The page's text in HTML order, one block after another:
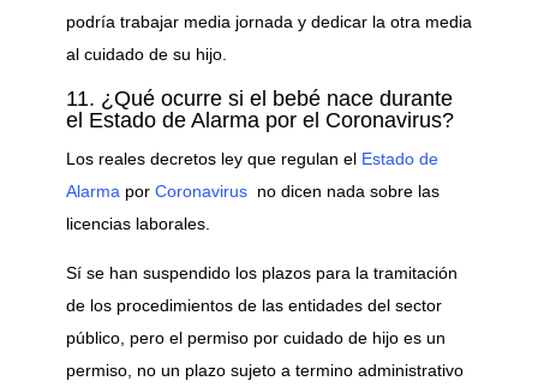
podría trabajar media jornada y dedicar la otra media
al cuidado de su hijo.
11. ¿Qué ocurre si el bebé nace durante
el Estado de Alarma por el Coronavirus?
Los reales decretos ley que regulan elEstado de
Alarma por Coronavirusno dicen nada sobre las
licencias laborales.
Sí se han suspendido los plazos para la tramitación
de los procedimientos de las entidades del sector
público, pero el permiso por cuidado de hijo es un
permiso, no un plazo sujeto a termino administrativo